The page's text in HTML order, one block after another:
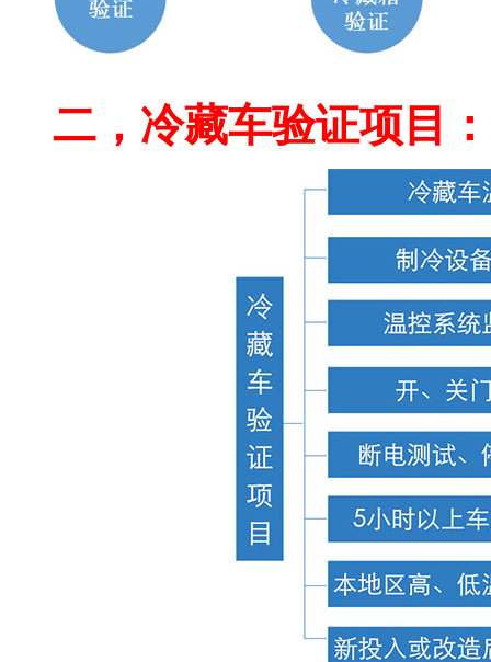
二，冷藏车验证项目：